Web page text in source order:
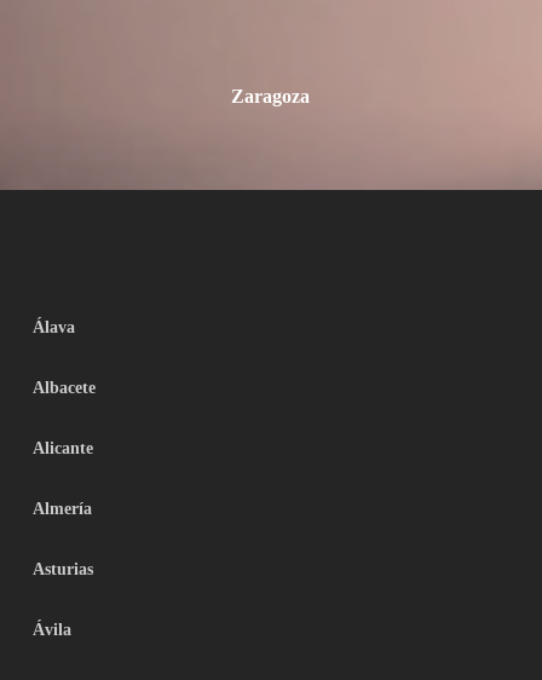
Zaragoza
Álava
Albacete
Alicante
Almería
Asturias
Ávila